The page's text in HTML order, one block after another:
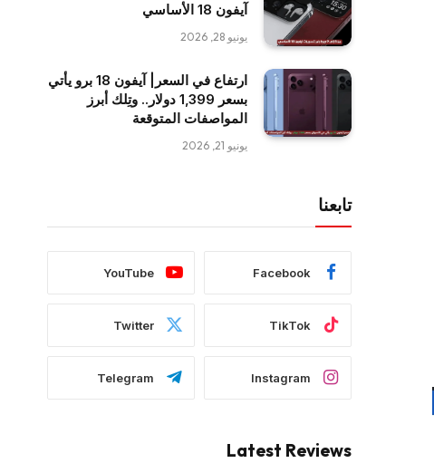
آيفون 18 الأساسي
يونيو 28, 2026
ارتفاع في السعر| آيفون 18 برو يأتي
بسعر 1,399 دولار.. وتِلك أبرز
المواصفات المتوقعة
يونيو 21, 2026
تابعنا
Facebook
YouTube
TikTok
Twitter
Instagram
Telegram
Latest Reviews